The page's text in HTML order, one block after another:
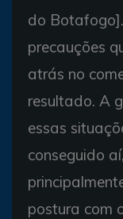
do
precauções
atrás no
resultado. A
essas
conseguido
postura com